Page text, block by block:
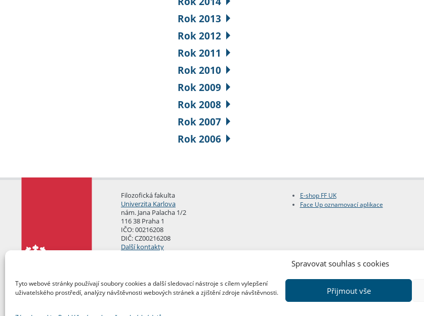
Spravovat souhlas s cookies
Tyto webové stránky používají soubory cookies a další sledovací nástroje s cílem vylepšení
uživatelského prostředí, analýzy návštěvnosti webových stránek a zjištění zdroje návštěvnosti.
Přijmout vše
Rok 2013
Rok 2012
Rok 2011
Rok 2010
Rok 2009
Rok 2008
Rok 2007
Rok 2006
Filozofická fakulta
Univerzita Karlova
nám. Jana Palacha 1/2
116 38 Praha 1
IČO: 00216208
DIČ: CZ00216208
Další kontakty
E-shop FF UK
Face Up oznamovací aplikace